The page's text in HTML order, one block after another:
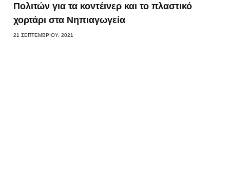
Πολιτών για τα κοντέινερ και το πλαστικό
χορτάρι στα Νηπιαγωγεία
21 ΣΕΠΤΕΜΒΡΊΟΥ, 2021